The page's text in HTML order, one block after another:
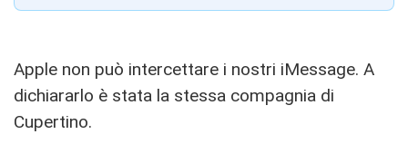
Apple non può intercettare i nostri iMessage. A
dichiararlo è stata la stessa compagnia di
Cupertino.